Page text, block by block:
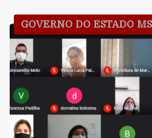
GOVERNO DO ESTADO MS